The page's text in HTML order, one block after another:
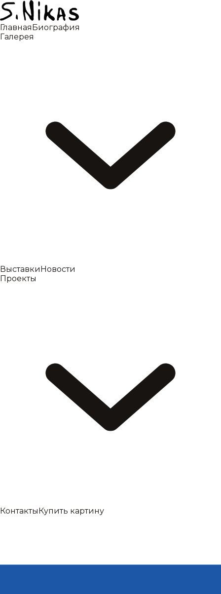
ГлавнаяБиография
Галерея
ВыставкиНовости
Проекты
КонтактыКупить картину